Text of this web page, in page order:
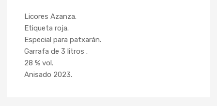
Licores Azanza.
Etiqueta roja.
Especial para patxarán.
Garrafa de 3 litros .
28 % vol.
Anisado 2023.